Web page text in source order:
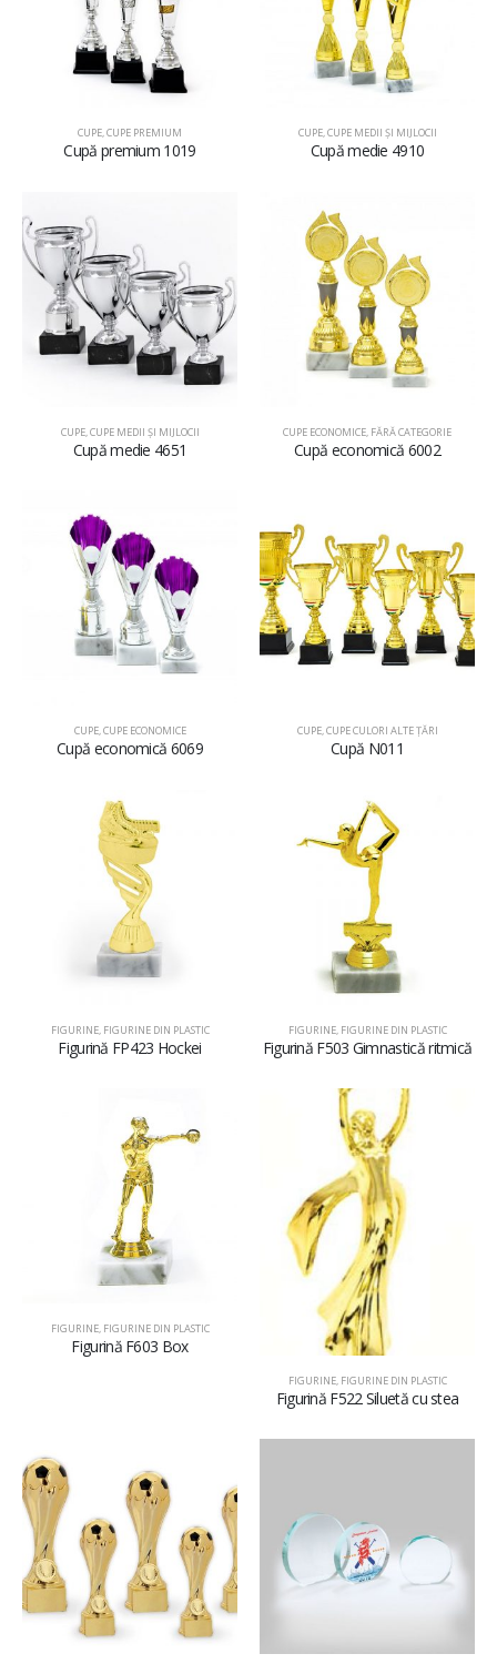
CUPE,CUPE PREMIUM
Cupă premium 1019
CUPE,CUPE MEDII ŞI MIJLOCII
Cupă medie 4910
CUPE,CUPE MEDII ŞI MIJLOCII
Cupă medie 4651
CUPE ECONOMICE, FĂRĂ CATEGORIE
Cupă economică 6002
CUPE,CUPE ECONOMICE
Cupă economică 6069
CUPE,CUPE CULORI ALTE ȚĂRI
Cupă N011
FIGURINE, FIGURINE DIN PLASTIC
Figurină FP423 Hockei
FIGURINE, FIGURINE DIN PLASTIC
Figurină F503 Gimnastică ritmică
FIGURINE, FIGURINE DIN PLASTIC
Figurină F603 Box
FIGURINE, FIGURINE DIN PLASTIC
Figurină F522 Siluetă cu stea